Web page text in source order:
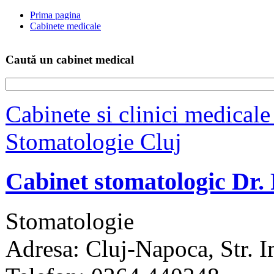
Prima pagina
Cabinete medicale
Caută un cabinet medical
Cabinete si clinici
Stomatologie Cluj
Cabinet stomatologic Dr.
Stomatologie
Adresa: Cluj-Napoca, Str.